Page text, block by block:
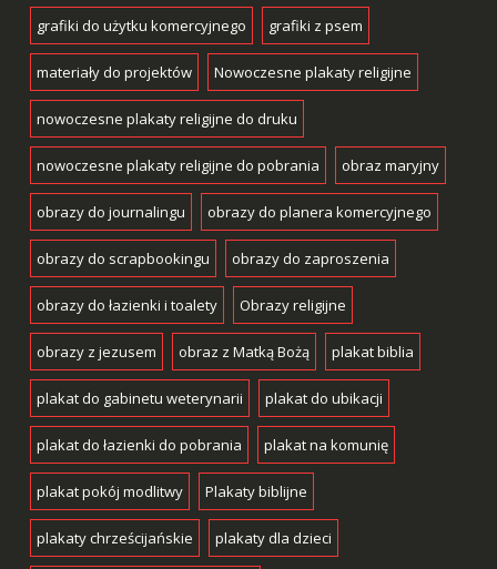
grafiki do użytku komercyjnego grafiki z psem
materiały do projektów Nowoczesne plakaty religijne
nowoczesne plakaty religijne do druku
nowoczesne plakaty religijne do pobrania obraz maryjny
obrazy do journalingu obrazy do planera komercyjnego
obrazy do scrapbookingu obrazy do zaproszenia
obrazy do łazienki i toalety Obrazy religijne
obrazy z jezusem obraz z Matką Bożą plakat biblia
plakat do gabinetu weterynarii plakat do ubikacji
plakat do łazienki do pobrania plakat na komunię
plakat pokój modlitwy Plakaty biblijne
plakaty chrześcijańskie plakaty dla dzieci